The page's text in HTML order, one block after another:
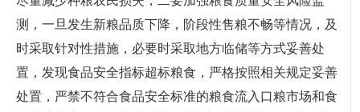
测，一旦发生新粮品质下降，阶段性售粮不畅等情况，及
时采取针对性措施，必要时采取地方临储等方式妥善处
置，发现食品安全指标超标粮食，严格按照相关规定妥善
处置，严禁不符合食品安全标准的粮食流入口粮市场和食